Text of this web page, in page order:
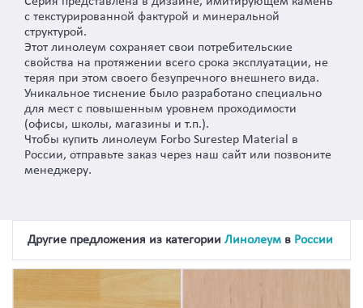
с текстурированной фактурой и минеральной
структурой.
Этот линолеум сохраняет свои потребительские
свойства на протяжении всего срока эксплуатации, не
теряя при этом своего безупречного внешнего вида.
Уникальное тиснение было разработано специально
для мест с повышенным уровнем проходимости
(офисы, школы, магазины и т.п.).
Чтобы купить линолеум Forbo Surestep Material в
России, отправьте заказ через наш сайт или позвоните
менеджеру.
Другие предложения из категории Линолеум в России